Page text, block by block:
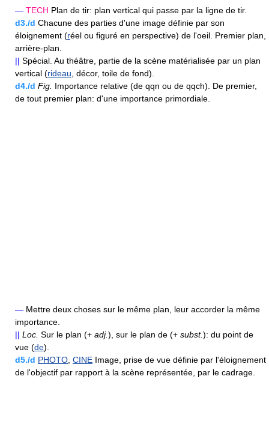
— TECH Plan de tir: plan vertical qui passe par la ligne de tir.
d3./d Chacune des parties d'une image définie par son
éloignement (réel ou figuré en perspective) de l'oeil. Premier plan,
arrière-plan.
|| Spécial. Au théâtre, partie de la scène matérialisée par un plan
vertical (rideau, décor, toile de fond).
d4./d Fig. Importance relative (de qqn ou de qqch). De premier,
de tout premier plan: d'une importance primordiale.
— Mettre deux choses sur le même plan, leur accorder la même
importance.
|| Loc. Sur le plan (+ adj.), sur le plan de (+ subst.): du point de
vue (de).
d5./d PHOTO, CINE Image, prise de vue définie par l'éloignement
de l'objectif par rapport à la scène représentée, par le cadrage.